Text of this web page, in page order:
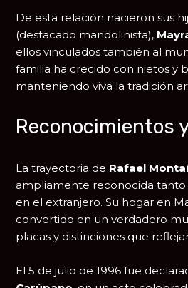
De esta relación nacieron sus
(destacado mandolinista),
ellos vinculados también al
familia ha crecido con nietos y
manteniendo viva la tradición
Reconocimientos
La trayectoria de Rafael
ampliamente reconocida
en el extranjero. Su hogar en
convertido en un verdadero
placas y distinciones que
El 5 de julio de 1996 fue